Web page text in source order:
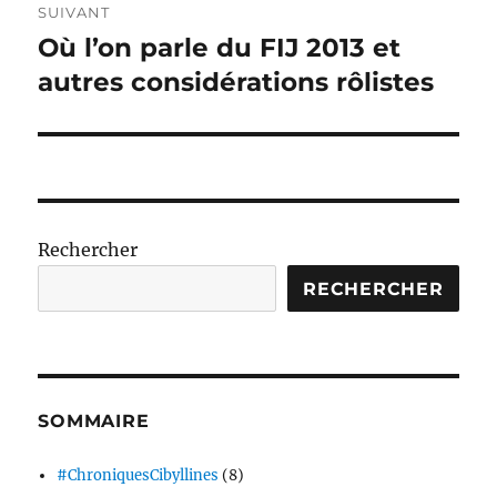
SUIVANT
Publication
suivante :
Où l’on parle du FIJ 2013 et
autres considérations rôlistes
Rechercher
RECHERCHER
SOMMAIRE
#ChroniquesCibyllines (8)